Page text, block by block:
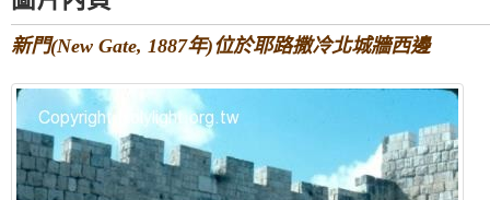
新門(New Gate, 1887年)位於耶路撒冷北城牆西邊